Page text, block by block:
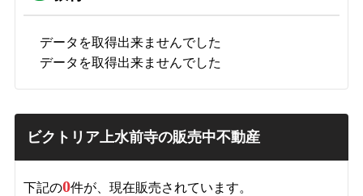
データを取得出来ませんでした
データを取得出来ませんでした
ビクトリア上水前寺の販売中不動産
下記の0件が、現在販売されています。